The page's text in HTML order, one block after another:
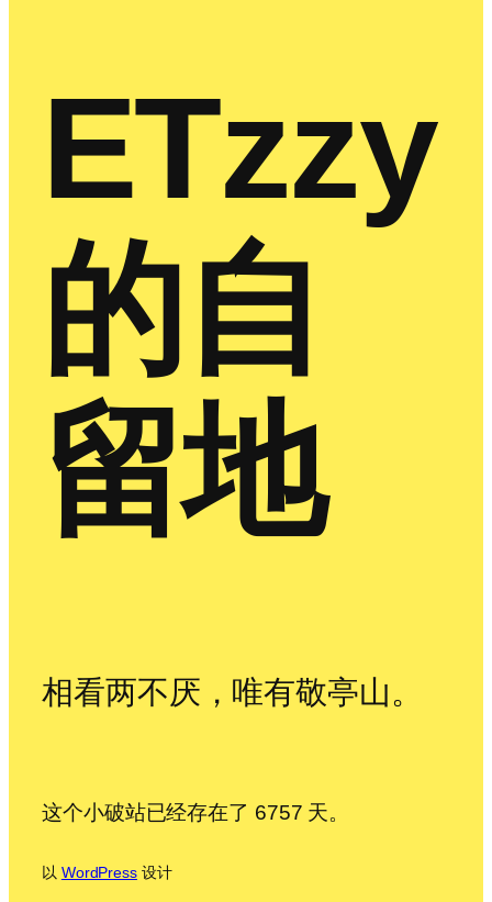
ETzzy
的自
留地
相看两不厌，唯有敬亭山。
这个小破站已经存在了 6757 天。
以 WordPress设计